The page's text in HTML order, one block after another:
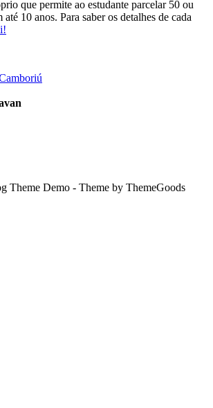
que permite ao estudante parcelar 50 ou
10 anos. Para saber os detalhes de cada
Theme Demo - Theme by ThemeGoods